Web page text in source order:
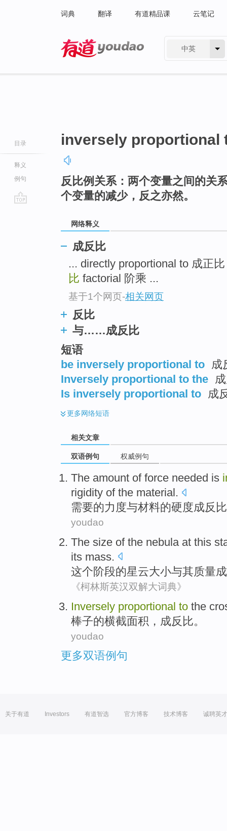
词典 翻译 有道精品课 云笔记
中英
目录
释义
例句
inversely proportional
反比例关系：两个变量之间的关
个变量的减少，反之亦然。
网络释义
成反比
... directly proportional to 成正
比 factorial 阶乘 ...
基于1个网页-相关网页
反比
与……成反比
短语
be inversely proportional to 成
Inversely proportional to the
Is inversely proportional to 成
更多网络短语
相关文章
双语例句 权威例句
The amount offorce needed is
rigidity of the material.
需要的力度与材料的硬度成反比
youdao
The size ofthe nebula at this
its mass.
这个阶段的星云大小与其质量成
《柯林斯英汉双解大词典》
Inversely proportional to the
棒子的横截面积，成反比。
youdao
更多双语例句
关于有道 Investors 有道智选 官方博客 技术博客 诚聘英才